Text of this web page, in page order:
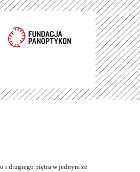
i drugiego piętra w jednym ze